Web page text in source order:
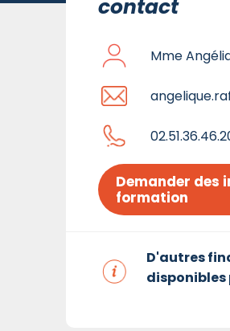
contact
Mme
Demander des
formation
D'autres